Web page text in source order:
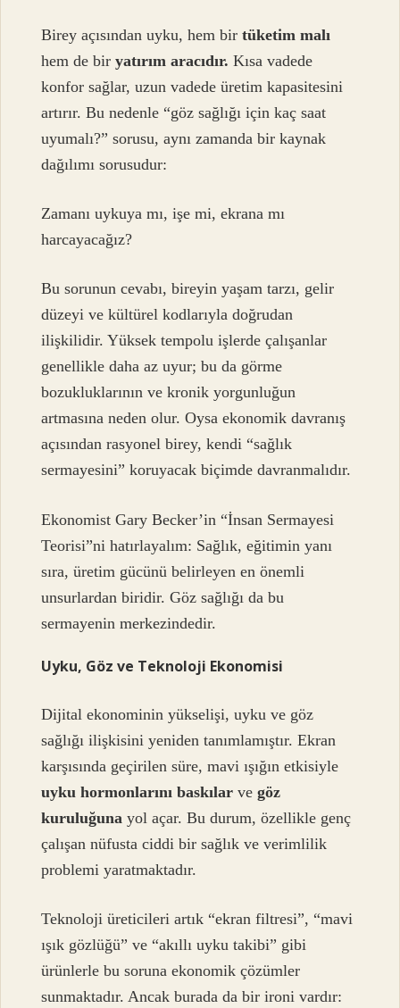
Birey açısından uyku, hem birtüketim malı
hem de biryatırım aracıdır. Kısa vadede
konfor sağlar, uzun vadede üretim kapasitesini
artırır. Bu nedenle “göz sağlığı için kaç saat
uyumalı?” sorusu, aynı zamanda bir kaynak
dağılımı sorusudur:
Zamanı uykuya mı, işe mi, ekrana mı
harcayacağız?
Bu sorunun cevabı, bireyin yaşam tarzı, gelir
düzeyi ve kültürel kodlarıyla doğrudan
ilişkilidir. Yüksek tempolu işlerde çalışanlar
genellikle daha az uyur; bu da görme
bozukluklarının ve kronik yorgunluğun
artmasına neden olur. Oysa ekonomik davranış
açısından rasyonel birey, kendi “sağlık
sermayesini” koruyacak biçimde davranmalıdır.
Ekonomist Gary Becker’in “İnsan Sermayesi
Teorisi”ni hatırlayalım: Sağlık, eğitimin yanı
sıra, üretim gücünü belirleyen en önemli
unsurlardan biridir. Göz sağlığı da bu
sermayenin merkezindedir.
Uyku, Göz ve Teknoloji Ekonomisi
Dijital ekonominin yükselişi, uyku ve göz
sağlığı ilişkisini yeniden tanımlamıştır. Ekran
karşısında geçirilen süre, mavi ışığın etkisiyle
uyku hormonlarını baskılar vegöz
kuruluğuna yol açar. Bu durum, özellikle genç
çalışan nüfusta ciddi bir sağlık ve verimlilik
problemi yaratmaktadır.
Teknoloji üreticileri artık “ekran filtresi”, “mavi
ışık gözlüğü” ve “akıllı uyku takibi” gibi
ürünlerle bu soruna ekonomik çözümler
sunmaktadır. Ancak burada da bir ironi vardır: